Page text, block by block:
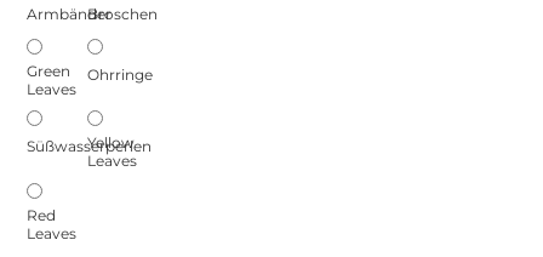
ArmbänderBroschen
Green
Leaves
Ohrringe
Süßwasserperlen
Yellow
Leaves
Red
Leaves